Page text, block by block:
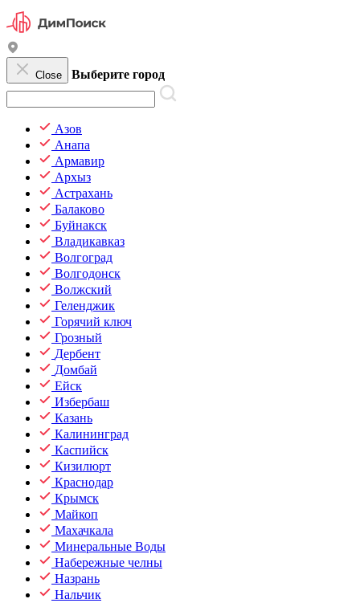
Close Выберите город
Азов
Анапа
Армавир
Архыз
Астрахань
Балаково
Буйнакск
Владикавказ
Волгоград
Волгодонск
Волжский
Геленджик
Горячий ключ
Грозный
Дербент
Домбай
Ейск
Избербаш
Казань
Калининград
Каспийск
Кизилюрт
Краснодар
Крымск
Майкоп
Махачкала
Минеральные Воды
Набережные челны
Назрань
Нальчик